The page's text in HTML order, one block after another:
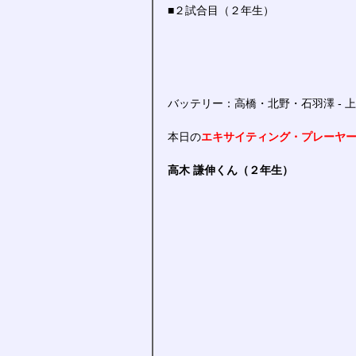
■２試合目（２年生）
バッテリー：高橋・北野・石羽澤 -
本日のエキサイティング・プレーヤー
高木 謙伸くん（２年生）